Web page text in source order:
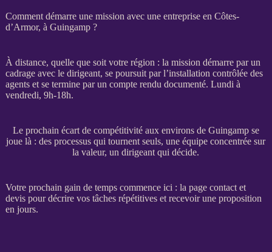
Comment démarre une mission avec une entreprise en Côtes-
d’Armor, à Guingamp ?
À distance, quelle que soit votre région : la mission démarre par un
cadrageavec le dirigeant, se poursuit par l’installation contrôlée des
agentset se termine par un compte rendu documenté. Lundi à
vendredi, 9h-18h.
Le prochain écart de compétitivité aux environs de Guingamp se
joue là : des processus qui tournent seuls, une équipe concentrée sur
la valeur, un dirigeant qui décide.
Votre prochain gain de temps commence ici : la page contact et
devispour décrire vos tâches répétitives et recevoir une proposition
en jours.